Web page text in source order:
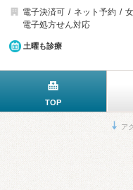
電子決済可
ネット予約
電子処方せん対応
土曜も診療
TOP
ア